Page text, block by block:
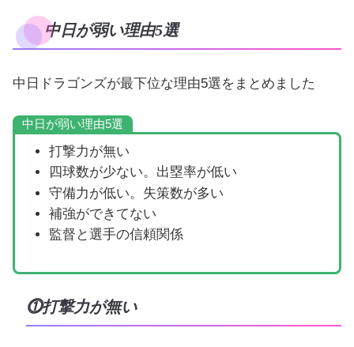
中日が弱い理由5選
中日ドラゴンズが最下位な理由5選をまとめました
中日が弱い理由5選
打撃力が無い
四球数が少ない。出塁率が低い
守備力が低い。失策数が多い
補強ができてない
監督と選手の信頼関係
⓵打撃力が無い